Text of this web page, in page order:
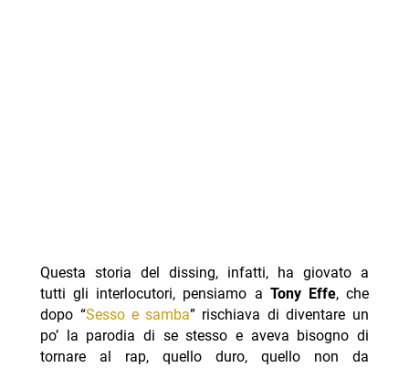
Questa storia del dissing, infatti, ha giovato a
tutti gli interlocutori, pensiamo a Tony Effe, che
dopo “Sesso e samba” rischiava di diventare un
po’ la parodia di se stesso e aveva bisogno di
tornare al rap, quello duro, quello non da